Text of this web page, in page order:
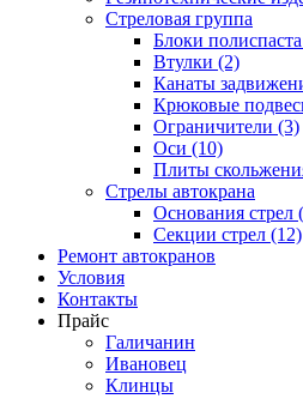
Стреловая группа
Блоки
Втулки (2)
Канаты
Крюковые
Ограничители (3)
Оси (10)
Плиты
Стрелы автокрана
Основания стрел
Секции стрел (12)
Ремонт автокранов
Условия
Контакты
Прайс
Галичанин
Ивановец
Клинцы